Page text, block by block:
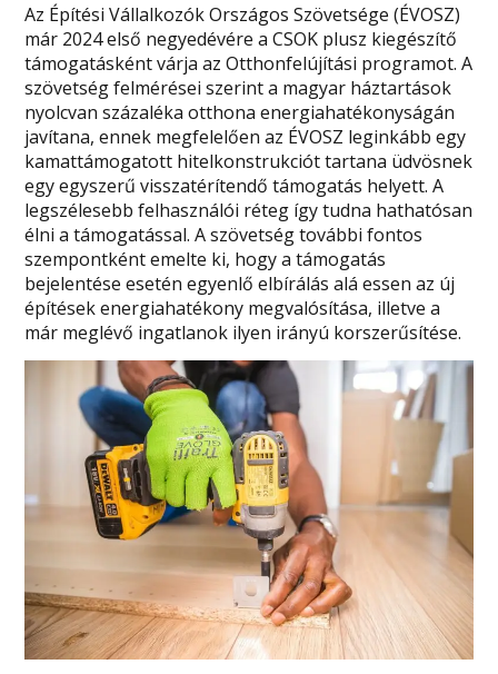
Az Építési Vállalkozók Országos Szövetsége (ÉVOSZ)
már 2024 első negyedévére a CSOK plusz kiegészítő
támogatásként várja az Otthonfelújítási programot. A
szövetség felmérései szerint a magyar háztartások
nyolcvan százaléka otthona energiahatékonyságán
javítana, ennek megfelelően az ÉVOSZ leginkább egy
kamattámogatott hitelkonstrukciót tartana üdvösnek
egy egyszerű visszatérítendő támogatás helyett. A
legszélesebb felhasználói réteg így tudna hathatósan
élni a támogatással. A szövetség további fontos
szempontként emelte ki, hogy a támogatás
bejelentése esetén egyenlő elbírálás alá essen az új
építések energiahatékony megvalósítása, illetve a
már meglévő ingatlanok ilyen irányú korszerűsítése.